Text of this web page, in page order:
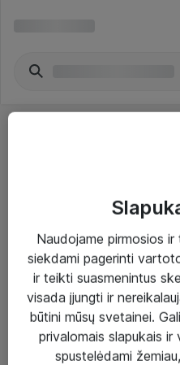
Paslaugos
Sprendimai
Įgyvendinti projektai
Atea ekspertų patarimai verslui
Naudojame pirmosios
siekdami pagerinti
ir teikti suasmenintus
visada įjungti ir
būtini mūsų svetainei.
privalomais slapukais
spustelėdami